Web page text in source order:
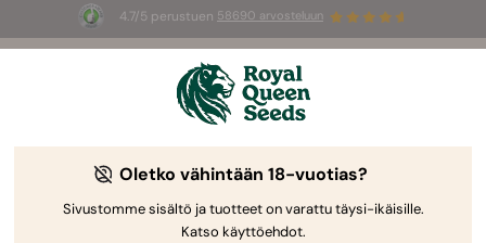
4.7/5 perustuen 58690 arvosteluun
3 White Widow Auto mag
Oletko vähintään 18-vuotias?
Sivustomme sisältö ja tuotteet on varattu täysi-ikäisille.
Katso käyttöehdot.